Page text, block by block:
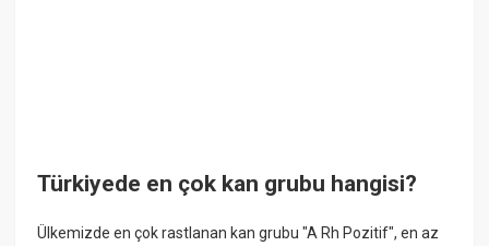
Türkiyede en çok kan grubu hangisi?
Ülkemizde en çok rastlanan kan grubu "A Rh Pozitif", en az